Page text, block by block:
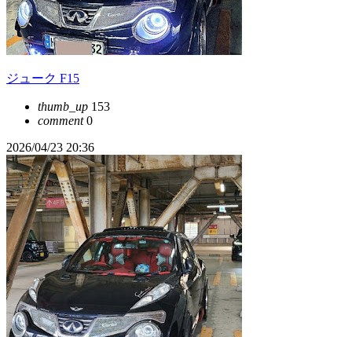
ジューク F15
thumb_up 153
comment0
2026/04/23 20:36